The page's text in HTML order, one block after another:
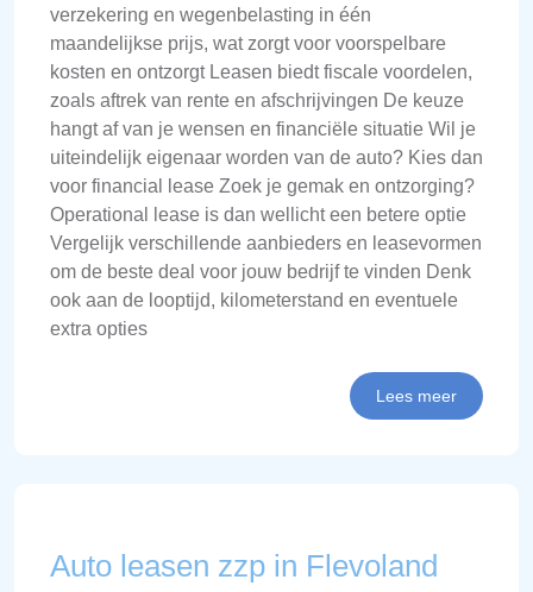
verzekering en wegenbelasting in één
maandelijkse prijs, wat zorgt voor voorspelbare
kosten en ontzorgt Leasen biedt fiscale voordelen,
zoals aftrek van rente en afschrijvingen De keuze
hangt af van je wensen en financiële situatie Wil je
uiteindelijk eigenaar worden van de auto? Kies dan
voor financial lease Zoek je gemak en ontzorging?
Operational lease is dan wellicht een betere optie
Vergelijk verschillende aanbieders en leasevormen
om de beste deal voor jouw bedrijf te vinden Denk
ook aan de looptijd, kilometerstand en eventuele
extra opties
Lees meer
Auto leasen zzp in Flevoland